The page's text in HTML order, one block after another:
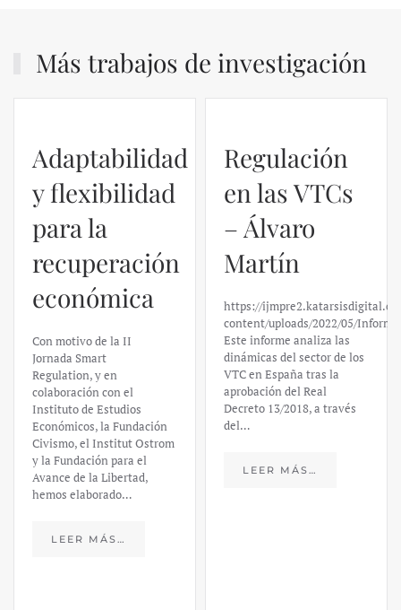
Más trabajos de investigación
Regulación
en las VTCs
– Álvaro
Martín
https://ijmpre2.katarsisdigital.com/wp-
content/uploads/2022/05/Informe_sobre_las_VTC.pdf
Este informe analiza las
dinámicas del sector de los
VTC en España tras la
aprobación del Real
Decreto 13/2018, a través
del…
LEER MÁS…
El caso de
Silicon
Valley Bank:
un análisis
financiero –
Daniel
Fernández